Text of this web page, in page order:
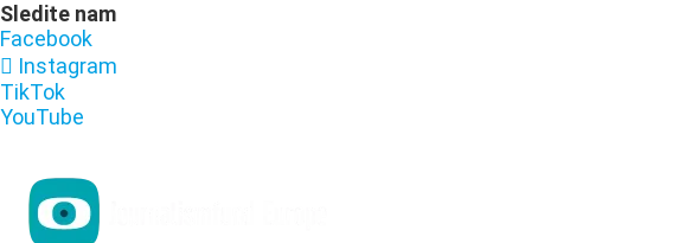
Sledite nam
Facebook
Instagram
TikTok
YouTube